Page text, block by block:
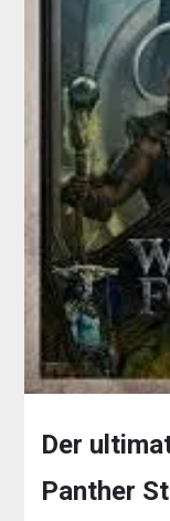
Der
Panther